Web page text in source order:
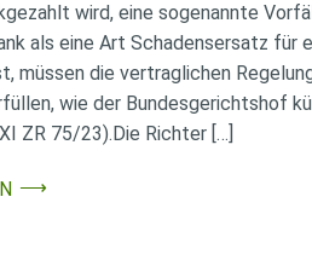
wird, eine sogenannte
als eine Art Schadensersatz für
müssen die vertraglichen
wie der Bundesgerichtshof
ZR 75/23).Die Richter […]
⟶